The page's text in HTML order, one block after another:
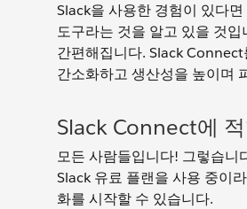
Slack을 사용한 경험이 있다
도구라는 것을 알고 있을 것
간편해집니다. Slack
간소화하고 생산성을 높이며
Slack Connect에
모든 사람들입니다! 그렇습니
Slack 유료 플랜을 사용 중이
화를 시작할 수 있습니다.